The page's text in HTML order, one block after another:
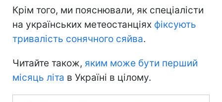
Крім того, ми пояснювали, як спеціалісти
на українських метеостанціях фіксують
тривалість сонячного сяйва.
Читайте також, яким може бути перший
місяць літа в Україні в цілому.